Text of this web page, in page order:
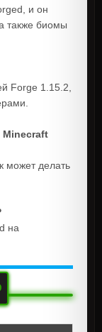
и он
также биомы
Forge 1.15.2,
Minecraft
может делать
на